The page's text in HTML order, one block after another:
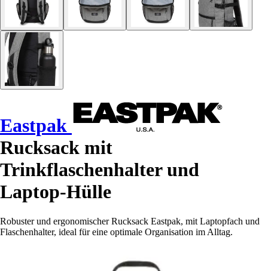
Eastpak
Rucksack mit
Trinkflaschenhalter und
Laptop-Hülle
Robuster und ergonomischer Rucksack Eastpak, mit Laptopfach und
Flaschenhalter, ideal für eine optimale Organisation im Alltag.